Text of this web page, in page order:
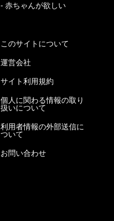
- 赤ちゃんが欲しい
このサイトについて
運営会社
サイト利用規約
個人に関わる情報の取り
扱いについて
利用者情報の外部送信に
ついて
お問い合わせ